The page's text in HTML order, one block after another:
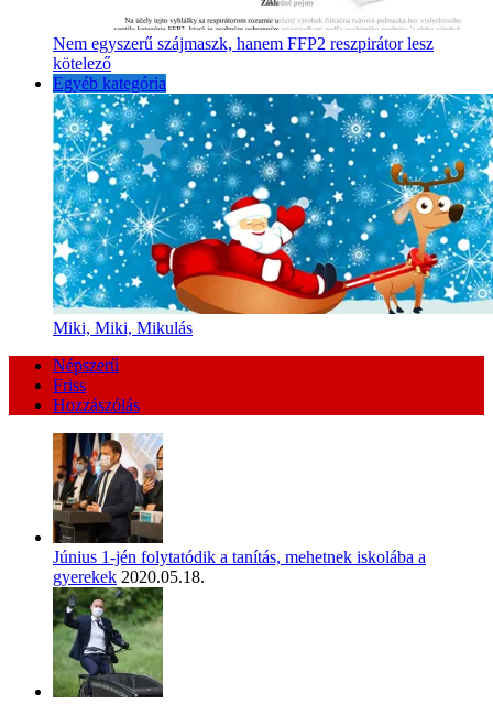
Nem egyszerű szájmaszk, hanem FFP2 reszpirátor lesz
kötelező
Egyéb kategória
Miki, Miki, Mikulás
Népszerű
Friss
Hozzászólás
Június 1-jén folytatódik a tanítás, mehetnek iskolába a
gyerekek 2020.05.18.